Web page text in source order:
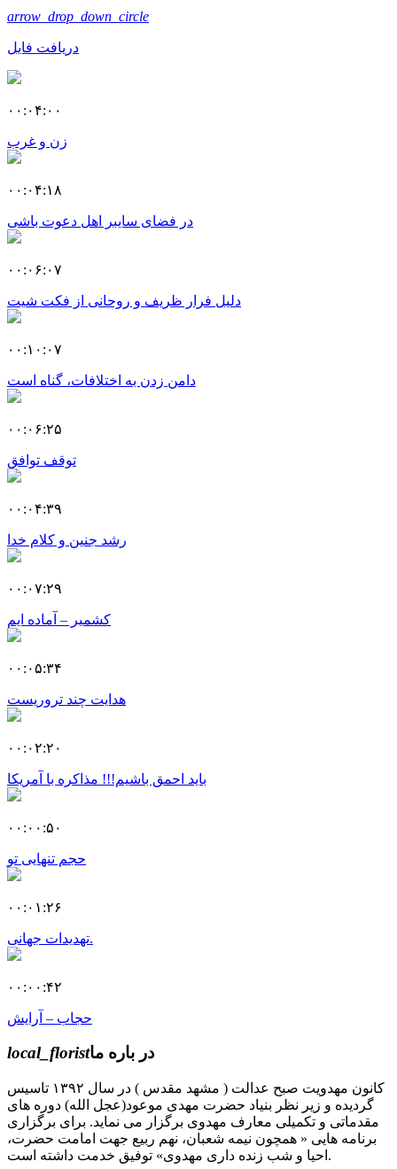
arrow_drop_down_circle
دریافت فایل
۰۰:۰۴:۰۰
زن و غرب
۰۰:۰۴:۱۸
در فضای سایبر اهل دعوت باشی
۰۰:۰۶:۰۷
دلیل فرار ظریف و روحانی از فکت شیت
۰۰:۱۰:۰۷
دامن زدن به اختلافات، گناه است
۰۰:۰۶:۲۵
توقف توافق
۰۰:۰۴:۳۹
رشد جنین و کلام خدا
۰۰:۰۷:۲۹
کشمیر – آماده ایم
۰۰:۰۵:۳۴
هدایت چند تروریست
۰۰:۰۲:۲۰
باید احمق باشیم!!! مذاکره با آمریکا
۰۰:۰۰:۵۰
حجم تنهایی تو
۰۰:۰۱:۲۶
تهدیدات جهانی.
۰۰:۰۰:۴۲
حجاب – آرایش
local_floristدر باره ما
کانون مهدویت صبح عدالت ( مشهد مقدس ) در سال ۱۳۹۲ تاسیس
گردیده و زیر نظر بنیاد حضرت مهدی موعود(عجل الله) دوره های
مقدماتی و تکمیلی معارف مهدوی برگزار می نماید. برای برگزاری
برنامه هایی « همچون نیمه شعبان، نهم ربیع جهت امامت حضرت،
احیا و شب زنده داری مهدوی» توفیق خدمت داشته است.